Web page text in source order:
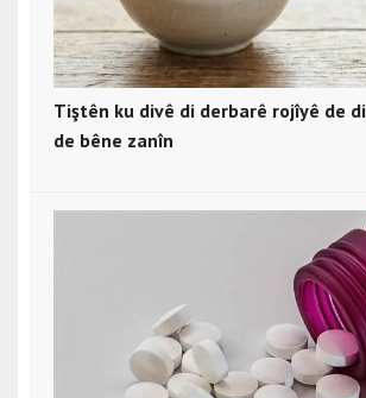
Tiştên ku divê di derbarê rojîyê de
de bêne zanîn